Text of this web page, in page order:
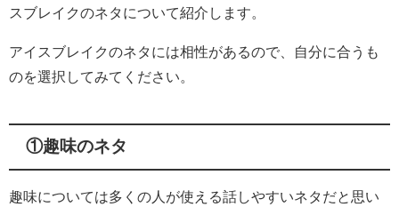
スブレイクのネタについて紹介します。
アイスブレイクのネタには相性があるので、自分に合うも
のを選択してみてください。
①趣味のネタ
趣味については多くの人が使える話しやすいネタだと思い